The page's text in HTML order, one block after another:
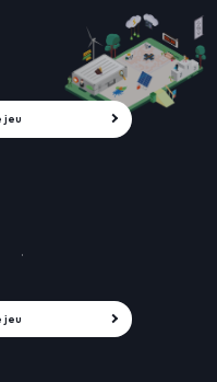
jeu
jeu